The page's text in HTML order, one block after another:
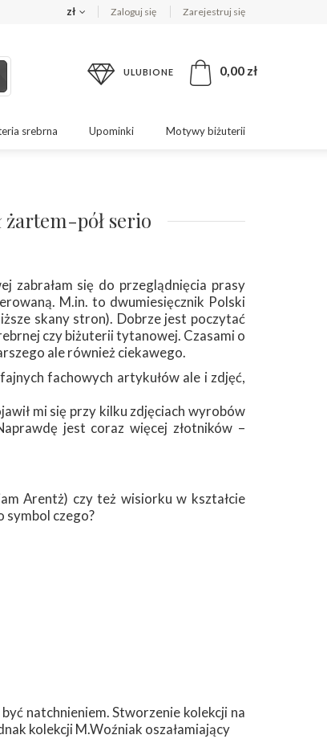
zł Zaloguj się Zarejestruj się
ULUBIONE 0,00 zł
srebrna Upominki Motywy biżuterii
żartem-pół serio
zabrałam się do przeglądnięcia prasy
M.in. to dwumiesięcznik Polski
skany stron). Dobrze jest poczytać
czy biżuterii tytanowej. Czasami o
ale również ciekawego.
fachowych artykułów ale i zdjęć,
mi się przy kilku zdjęciach wyrobów
jest coraz więcej złotników –
Arentż) czy też wisiorku w kształcie
symbol czego?
natchnieniem. Stworzenie kolekcji na
kolekcji M.Woźniak oszałamiający